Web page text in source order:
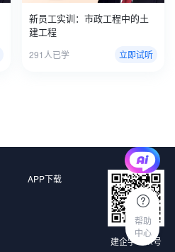
新员工实训：市政工程中的土
建工程
291人已学 立即试听
APP下载
建企学公众号
帮助
中心